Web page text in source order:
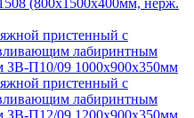
(800х1500х400мм, нерж.
пристенный с
лабиринтным
ЗВ-П10/09 1000х900х350мм
пристенный с
лабиринтным
ЗВ-П12/09 1200х900х350мм